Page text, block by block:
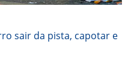
sair da pista, capotar e